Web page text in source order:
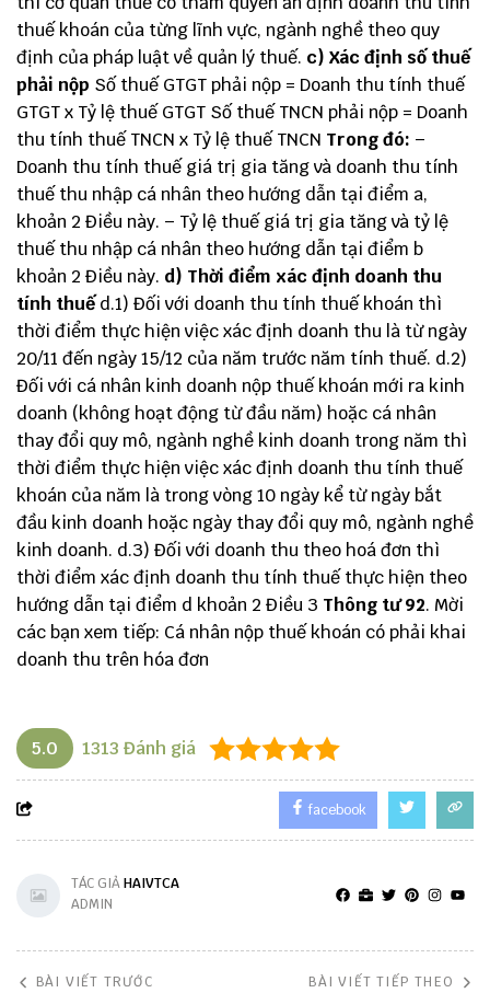
thuế khoán của từng lĩnh vực, ngành nghề theo quy
định của pháp luật về quản lý thuế. c) Xác định số thuế
phải nộp Số thuế GTGT phải nộp = Doanh thu tính thuế
GTGT x Tỷ lệ thuế GTGT Số thuế TNCN phải nộp = Doanh
thu tính thuế TNCN x Tỷ lệ thuế TNCN Trong đó: –
Doanh thu tính thuế giá trị gia tăng và doanh thu tính
thuế thu nhập cá nhân theo hướng dẫn tại điểm a,
khoản 2 Điều này. – Tỷ lệ thuế giá trị gia tăng và tỷ lệ
thuế thu nhập cá nhân theo hướng dẫn tại điểm b
khoản 2 Điều này. d) Thời điểm xác định doanh thu
tính thuếd.1) Đối với doanh thu tính thuế khoán thì
thời điểm thực hiện việc xác định doanh thu là từ ngày
20/11 đến ngày 15/12 của năm trước năm tính thuế. d.2)
Đối với cá nhân kinh doanh nộp thuế khoán mới ra kinh
doanh (không hoạt động từ đầu năm) hoặc cá nhân
thay đổi quy mô, ngành nghề kinh doanh trong năm thì
thời điểm thực hiện việc xác định doanh thu tính thuế
khoán của năm là trong vòng 10 ngày kể từ ngày bắt
đầu kinh doanh hoặc ngày thay đổi quy mô, ngành nghề
kinh doanh. d.3) Đối với doanh thu theo hoá đơn thì
thời điểm xác định doanh thu tính thuế thực hiện theo
hướng dẫn tại điểm d khoản 2 Điều 3 Thông tư 92. Mời
các bạn xem tiếp: Cá nhân nộp thuế khoán có phải khai
doanh thu trên hóa đơn
5.0 1313 Đánh giá
facebook
TÁC GIẢHAIVTCA
ADMIN
BÀI VIẾT TRƯỚC BÀI VIẾT TIẾP THEO